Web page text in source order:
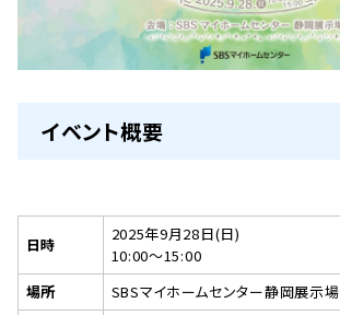
イベント概要
日時
2025年9月28日(日)
10:00～15:00
場所
SBSマイホームセンター静岡展示場